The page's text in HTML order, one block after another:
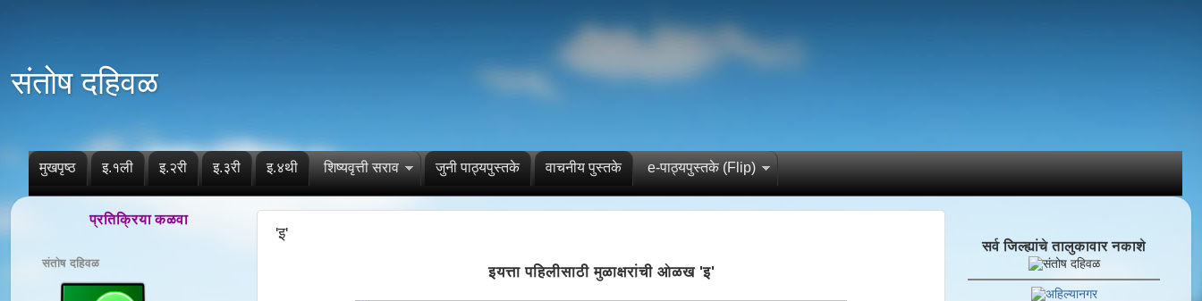
संतोष दहिवळ
मुखपृष्ठ इ.१ली इ.२री इ.३री इ.४थी शिष्यवृत्ती सराव जुनी पाठ्यपुस्तके वाचनीय पुस्तके e-पाठ्यपुस्तके (Flip)
'इ'
इयत्ता पहिलीसाठी मुळाक्षरांची ओळख 'इ'
प्रतिक्रिया कळवा
संतोष दहिवळ
सर्व जिल्ह्यांचे तालुकावार नकाशे